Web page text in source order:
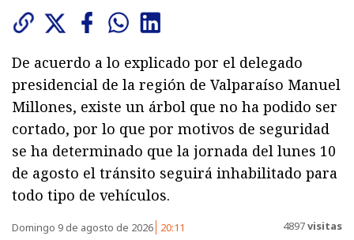
De acuerdo a lo explicado por el delegado
presidencial de la región de Valparaíso Manuel
Millones, existe un árbol que no ha podido ser
cortado, por lo que por motivos de seguridad
se ha determinado que la jornada del lunes 10
de agosto el tránsito seguirá inhabilitado para
todo tipo de vehículos.
Domingo 9 de agosto de 2026 20:11 4897visitas